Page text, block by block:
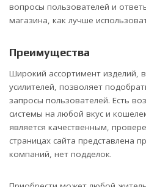
вопросы пользователей и
магазина, как лучше
Преимущества
Широкий ассортимент изделий,
усилителей, позволяет
запросы пользователей. Есть
системы на любой вкус и
является качественным,
страницах сайта представлена
компаний, нет подделок.